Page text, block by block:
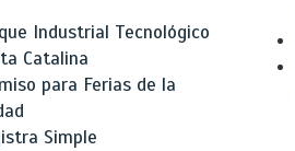
Industrial Tecnológico
Catalina
para Ferias de la
Simple